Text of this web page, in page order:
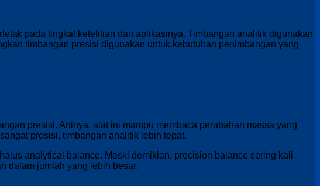
pada tingkat ketelitian dan aplikasinya. Timbangan analitik digunakan
timbangan presisi digunakan untuk kebutuhan penimbangan yang
presisi. Artinya, alat ini mampu membaca perubahan massa yang
presisi, timbangan analitik lebih tepat.
analytical balance. Meski demikian, precision balance sering kali
dalam jumlah yang lebih besar.